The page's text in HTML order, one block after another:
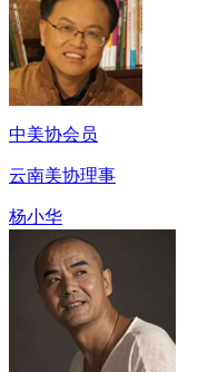
中美协会员
云南美协理事
杨小华